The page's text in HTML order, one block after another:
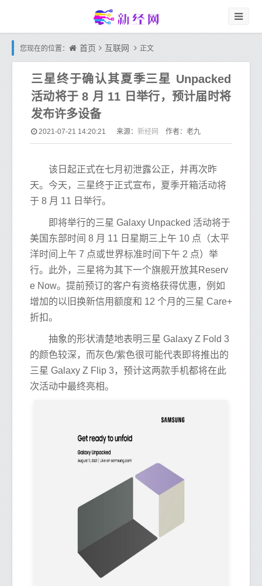
您现在的位置： 首页 互联网 正文
三星终于确认其夏季三星 Unpacked
活动将于 8 月 11 日举行，预计届时将
发布许多设备
2021-07-21 14:20:21 来源： 新经网 作者：老九
该日起正式在七月初泄露公正，并再次昨
天。今天，三星终于正式宣布，夏季开箱活动将
于 8 月 11 日举行。
即将举行的三星 Galaxy Unpacked 活动将于
美国东部时间 8 月 11 日星期三上午 10 点（太平
洋时间上午 7 点或世界标准时间下午 2 点）举
行。此外，三星将为其下一个旗舰开放其Reserv
e Now。提前预订的客户有资格获得优惠，例如
增加的以旧换新信用额度和 12 个月的三星 Care+
折扣。
抽象的形状清楚地表明三星 Galaxy Z Fold 3
的颜色较深，而灰色/紫色很可能代表即将推出的
三星 Galaxy Z Flip 3，预计这两款手机都将在此
次活动中最终亮相。